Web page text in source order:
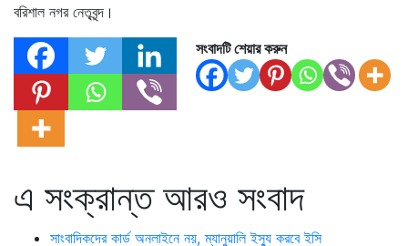
বরিশাল নগর নেতৃবৃন্দ।
সংবাদটি শেয়ার করুন
এ সংক্রান্ত আরও সংবাদ
সাংবাদিকদের কার্ড অনলাইনে নয়, ম্যানুয়ালি ইস্যু করবে ইসি